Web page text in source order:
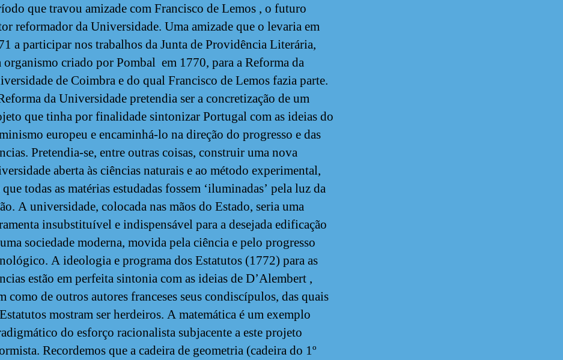
que travou amizade com Francisco de Lemos , o futuro
reformador da Universidade. Uma amizade que o levaria em
a participar nos trabalhos da Junta de Providência Literária,
organismo criado por Pombal em 1770, para a Reforma da
de Coimbra e do qual Francisco de Lemos fazia parte.
da Universidade pretendia ser a concretização de um
que tinha por finalidade sintonizar Portugal com as ideias do
europeu e encaminhá-lo na direção do progresso e das
Pretendia-se, entre outras coisas, construir uma nova
aberta às ciências naturais e ao método experimental,
que todas as matérias estudadas fossem ‘iluminadas’ pela luz da
A universidade, colocada nas mãos do Estado, seria uma
insubstituível e indispensável para a desejada edificação
sociedade moderna, movida pela ciência e pelo progresso
A ideologia e programa dos Estatutos (1772) para as
estão em perfeita sintonia com as ideias de D’Alembert ,
como de outros autores franceses seus condiscípulos, das quais
mostram ser herdeiros. A matemática é um exemplo
do esforço racionalista subjacente a este projeto
Recordemos que a cadeira de geometria (cadeira do 1º